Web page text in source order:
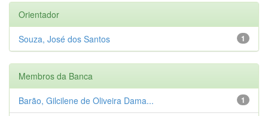
Orientador
1
Souza, José dos Santos
Membros da Banca
1
Barão, Gilcilene de Oliveira Dama...